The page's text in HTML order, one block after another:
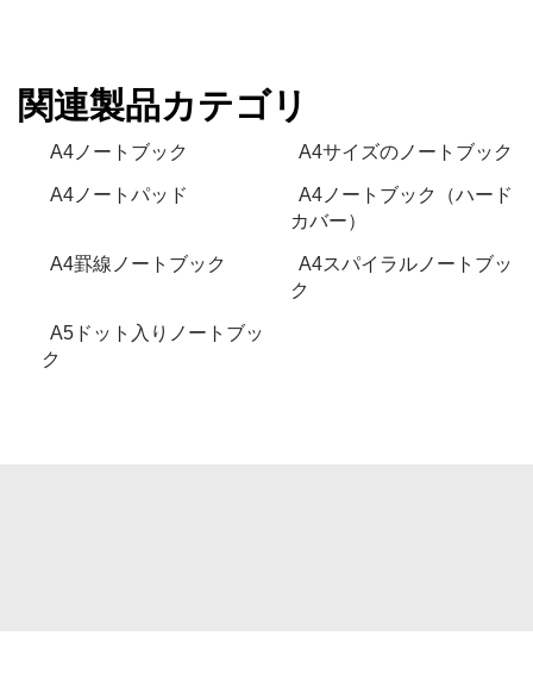
関連製品カテゴリ
A4ノートブック A4サイズのノートブック
A4ノートパッド
A4ノートブック（ハード
カバー）
A4罫線ノートブック
A4スパイラルノートブッ
ク
A5ドット入りノートブッ
ク